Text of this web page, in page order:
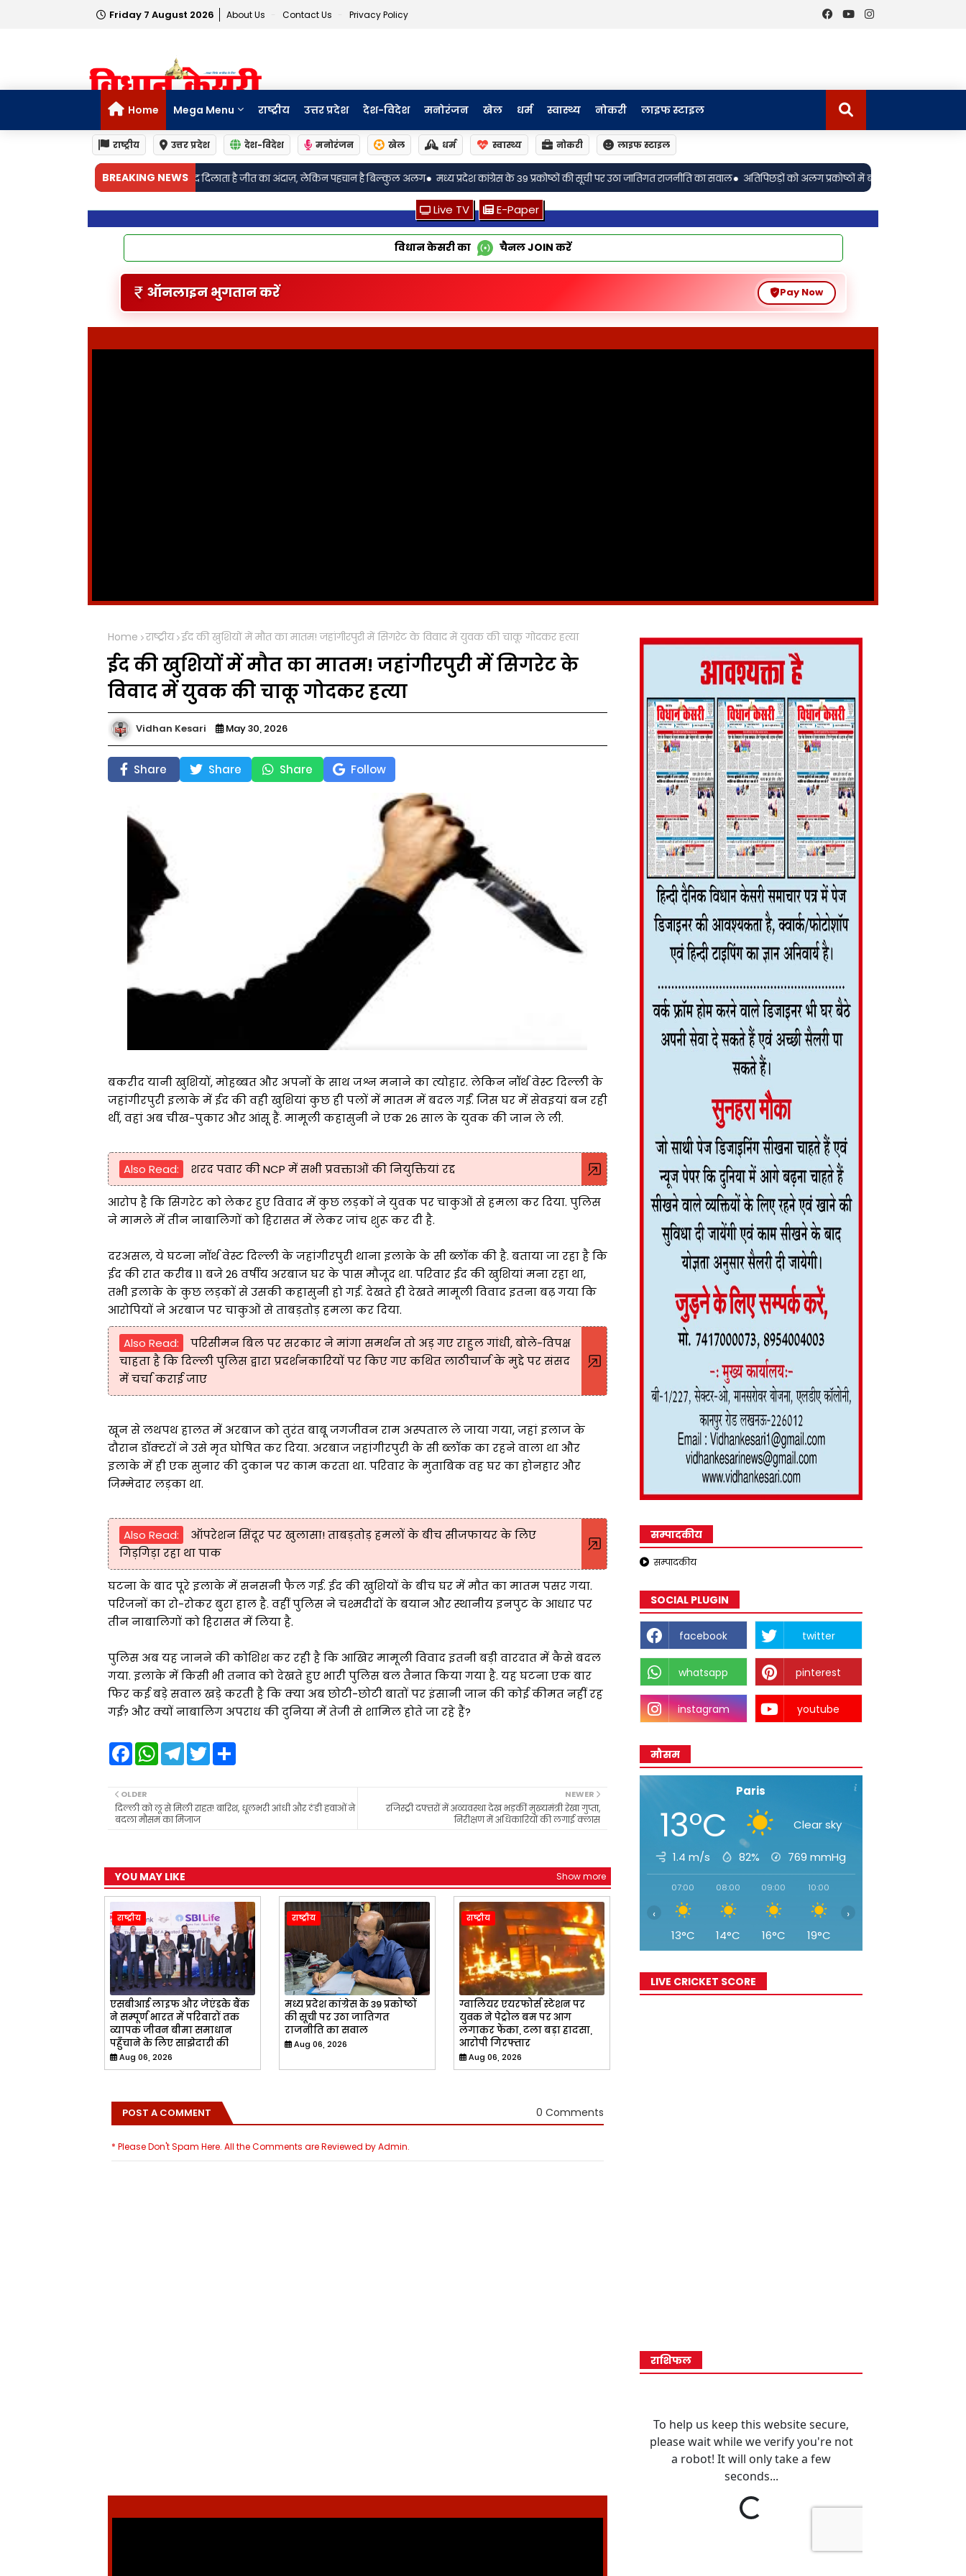
Friday 7 August 2026 About Us Contact Us Privacy Policy
Home Mega Menu राष्ट्रीय उत्तर प्रदेश देश-विदेश मनोरंजन खेल धर्म स्वास्थ्य नोकरी लाइफ स्टाइल
राष्ट्रीय उत्तर प्रदेश देश-विदेश मनोरंजन खेल धर्म स्वास्थ्य नोकरी लाइफ स्टाइल
BREAKING NEWS
की याद दिलाता है जीत का अंदाज़, लेकिन पहचान है बिल्कुल अलग• मध्य प्रदेश कांग्रेस के 39 प्रकोष्ठों की सूची पर उठा जातिगत राजनीति का सवाल• अतिपिछड़ों को अलग प्रकोष्ठों में बांटकर सत्ता से दूर रख रहे राजनीतिक दल—विनेश ठाकुर ‘कर्पूरी’
Live TV E-Paper
विधान केसरी का चैनलJOIN करें
ऑनलाइन भुगतान करें Pay Now
Home राष्ट्रीय ईद की खुशियों में मौत का मातम! जहांगीरपुरी में सिगरेट के विवाद में युवक की चाकू गोदकर हत्या
ईद की खुशियों में मौत का मातम! जहांगीरपुरी में सिगरेट के
विवाद में युवक की चाकू गोदकर हत्या
Vidhan Kesari May 30, 2026
Share Share Share Follow
बकरीद यानी खुशियों, मोहब्बत और अपनों के साथ जश्न मनाने का त्योहार. लेकिन नॉर्थ वेस्ट दिल्ली के
जहांगीरपुरी इलाके में ईद की वही खुशियां कुछ ही पलों में मातम में बदल गईं. जिस घर में सेवइयां बन रही
थीं, वहां अब चीख-पुकार और आंसू हैं. मामूली कहासुनी ने एक 26 साल के युवक की जान ले ली.
Also Read: शरद पवार की NCP में सभी प्रवक्ताओं की नियुक्तियां रद्द
आरोप है कि सिगरेट को लेकर हुए विवाद में कुछ लड़कों ने युवक पर चाकुओं से हमला कर दिया. पुलिस
ने मामले में तीन नाबालिगों को हिरासत में लेकर जांच शुरू कर दी है.
दरअसल, ये घटना नॉर्थ वेस्ट दिल्ली के जहांगीरपुरी थाना इलाके के सी ब्लॉक की है. बताया जा रहा है कि
ईद की रात करीब 11 बजे 26 वर्षीय अरबाज घर के पास मौजूद था. परिवार ईद की खुशियां मना रहा था,
तभी इलाके के कुछ लड़कों से उसकी कहासुनी हो गई. देखते ही देखते मामूली विवाद इतना बढ़ गया कि
आरोपियों ने अरबाज पर चाकुओं से ताबड़तोड़ हमला कर दिया.
Also Read:
परिसीमन बिल पर सरकार ने मांगा समर्थन तो अड़ गए राहुल गांधी, बोले-विपक्ष
चाहता है कि दिल्ली पुलिस द्वारा प्रदर्शनकारियों पर किए गए कथित लाठीचार्ज के मुद्दे पर संसद
में चर्चा कराई जाए
खून से लथपथ हालत में अरबाज को तुरंत बाबू जगजीवन राम अस्पताल ले जाया गया, जहां इलाज के
दौरान डॉक्टरों ने उसे मृत घोषित कर दिया. अरबाज जहांगीरपुरी के सी ब्लॉक का रहने वाला था और
इलाके में ही एक सुनार की दुकान पर काम करता था. परिवार के मुताबिक वह घर का होनहार और
जिम्मेदार लड़का था.
Also Read:
ऑपरेशन सिंदूर पर खुलासा! ताबड़तोड़ हमलों के बीच सीजफायर के लिए
गिड़गिड़ा रहा था पाक
घटना के बाद पूरे इलाके में सनसनी फैल गई. ईद की खुशियों के बीच घर में मौत का मातम पसर गया.
परिजनों का रो-रोकर बुरा हाल है. वहीं पुलिस ने चश्मदीदों के बयान और स्थानीय इनपुट के आधार पर
तीन नाबालिगों को हिरासत में लिया है.
पुलिस अब यह जानने की कोशिश कर रही है कि आखिर मामूली विवाद इतनी बड़ी वारदात में कैसे बदल
गया. इलाके में किसी भी तनाव को देखते हुए भारी पुलिस बल तैनात किया गया है. यह घटना एक बार
फिर कई बड़े सवाल खड़े करती है कि क्या अब छोटी-छोटी बातों पर इंसानी जान की कोई कीमत नहीं रह
गई? और क्यों नाबालिग अपराध की दुनिया में तेजी से शामिल होते जा रहे हैं?
F
a
b
o
o
W
A
p
T
e
r
a
T
e
S
NEWER
रजिस्ट्री दफ्तरों में अव्यवस्था देख भड़कीं मुख्यमंत्री रेखा गुप्ता,
निरीक्षण में अधिकारियों की लगाई क्लास
OLDER
दिल्ली को लू से मिली राहत! बारिश, धूलभरी आंधी और ठंडी हवाओं ने
बदला मौसम का मिजाज
YOU MAY LIKE Show more
राष्ट्रीय
एसबीआई लाइफ और जेएंडके बैंक
ने सम्पूर्ण भारत में परिवारों तक
व्यापक जीवन बीमा समाधान
पहुँचाने के लिए साझेदारी की
Aug 06, 2026
राष्ट्रीय
मध्य प्रदेश कांग्रेस के 39 प्रकोष्ठों
की सूची पर उठा जातिगत
राजनीति का सवाल
Aug 06, 2026
राष्ट्रीय
ग्वालियर एयरफोर्स स्टेशन पर
युवक ने पेट्रोल बम पर आग
लगाकर फेंका, टला बड़ा हादसा,
आरोपी गिरफ्तार
Aug 06, 2026
POST A COMMENT 0 Comments
* Please Don't Spam Here. All the Comments are Reviewed by Admin.
सम्पादकीय
सम्पादकीय
SOCIAL PLUGIN
facebook twitter
whatsapp pinterest
instagram youtube
मौसम
Paris
13°C Clear sky
1.4 m/s 82% 769mmHg
07:00
13°C
08:00
14°C
09:00
16°C
10:00
19°C
‹ ›
LIVE CRICKET SCORE
राशिफल